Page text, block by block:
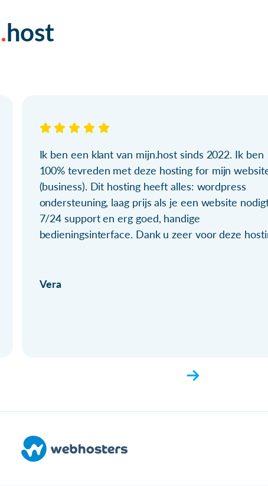
host
Ik ben een klant van mijn.host sinds 2022. Ik ben
100% tevreden met deze hosting for mijn
(business). Dit hosting heeft alles: wordpress
ondersteuning, laag prijs als je een website
7/24 support en erg goed, handige
bedieningsinterface. Dank u zeer voor deze
Vera